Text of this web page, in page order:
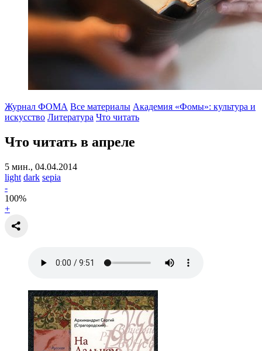
Журнал ФОМА Все материалы Академия «Фомы»: культура и
искусство Литература Что читать
Что читать в апреле
5 мин., 04.04.2014
light dark sepia
-
100%
+